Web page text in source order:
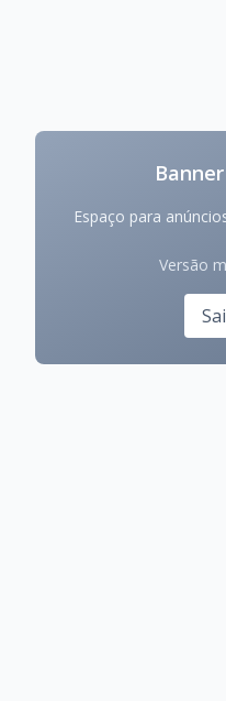
Espaço para
Versão